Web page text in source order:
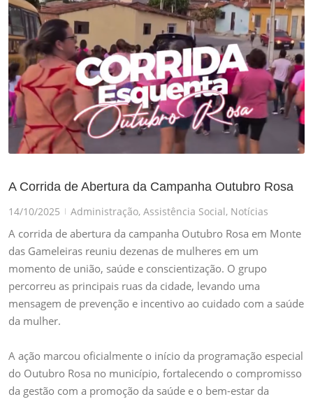
A Corrida de Abertura da Campanha Outubro Rosa
14/10/2025 | Administração, Assistência Social, Notícias
A corrida de abertura da campanha Outubro Rosa em Monte
das Gameleiras reuniu dezenas de mulheres em um
momento de união, saúde e conscientização. O grupo
percorreu as principais ruas da cidade, levando uma
mensagem de prevenção e incentivo ao cuidado com a saúde
da mulher.
A ação marcou oficialmente o início da programação especial
do Outubro Rosa no município, fortalecendo o compromisso
da gestão com a promoção da saúde e o bem-estar da